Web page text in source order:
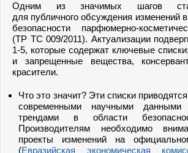
Одним из значимых шагов
для публичного обсуждения изменений
безопасности парфюмерно-
(ТР ТС 009/2011). Актуализации
1-5, которые содержат ключевые
и запрещенные вещества,
красители.
Что это значит? Эти списки
современными научными
трендами в области
Производителям необходимо
проекты изменений на
(Евразийская экономическая